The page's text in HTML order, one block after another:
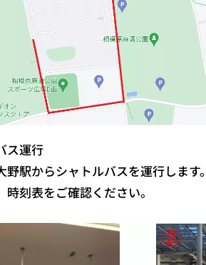
ス運行
野駅からシャトルバスを運行します
刻表をご確認ください。